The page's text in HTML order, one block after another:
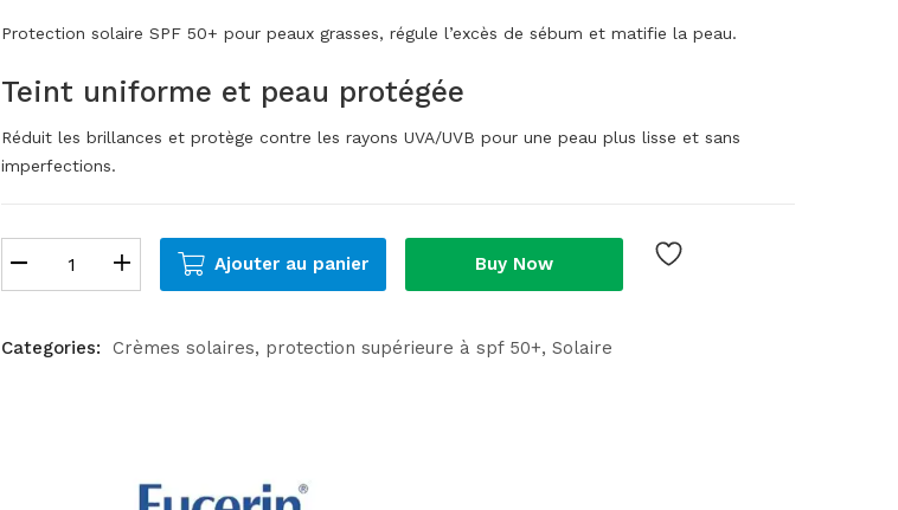
Protection solaire SPF 50+ pour peaux grasses, régule l’excès de sébum et matifie la peau.
Teint uniforme et peau protégée
Réduit les brillances et protège contre les rayons UVA/UVB pour une peau plus lisse et sans
imperfections.
Ajouter au panier Buy Now
Categories: Crèmes solaires protection supérieure à spf 50+ Solaire